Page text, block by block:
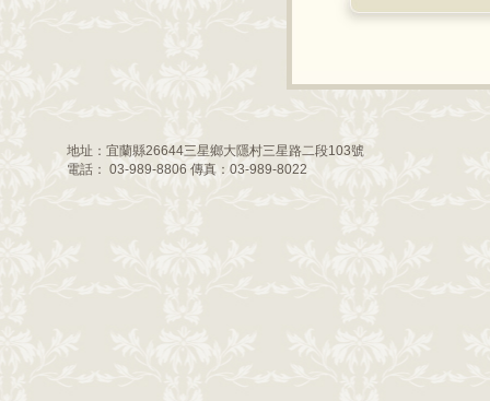
地址：宜蘭縣26644三星鄉大隱村三星路二段103號
電話： 03-989-8806 傳真：03-989-8022